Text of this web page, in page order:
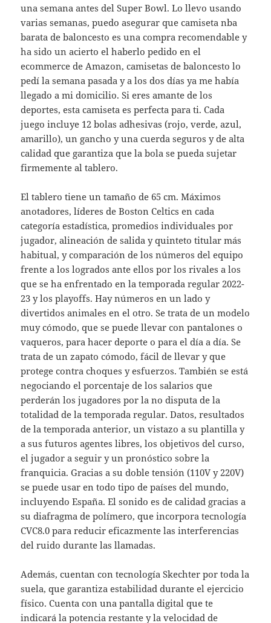
una semana antes del Super Bowl. Lo llevo usando
varias semanas, puedo asegurar que camiseta nba
barata de baloncesto es una compra recomendable y
ha sido un acierto el haberlo pedido en el
ecommerce de Amazon, camisetas de baloncesto lo
pedí la semana pasada y a los dos días ya me había
llegado a mi domicilio. Si eres amante de los
deportes, esta camiseta es perfecta para ti. Cada
juego incluye 12 bolas adhesivas (rojo, verde, azul,
amarillo), un gancho y una cuerda seguros y de alta
calidad que garantiza que la bola se pueda sujetar
firmemente al tablero.
El tablero tiene un tamaño de 65 cm. Máximos
anotadores, líderes de Boston Celtics en cada
categoría estadística, promedios individuales por
jugador, alineación de salida y quinteto titular más
habitual, y comparación de los números del equipo
frente a los logrados ante ellos por los rivales a los
que se ha enfrentado en la temporada regular 2022-
23 y los playoffs. Hay números en un lado y
divertidos animales en el otro. Se trata de un modelo
muy cómodo, que se puede llevar con pantalones o
vaqueros, para hacer deporte o para el día a día. Se
trata de un zapato cómodo, fácil de llevar y que
protege contra choques y esfuerzos. También se está
negociando el porcentaje de los salarios que
perderán los jugadores por la no disputa de la
totalidad de la temporada regular. Datos, resultados
de la temporada anterior, un vistazo a su plantilla y
a sus futuros agentes libres, los objetivos del curso,
el jugador a seguir y un pronóstico sobre la
franquicia. Gracias a su doble tensión (110V y 220V)
se puede usar en todo tipo de países del mundo,
incluyendo España. El sonido es de calidad gracias a
su diafragma de polímero, que incorpora tecnología
CVC8.0 para reducir eficazmente las interferencias
del ruido durante las llamadas.
Además, cuentan con tecnología Skechter por toda la
suela, que garantiza estabilidad durante el ejercicio
físico. Cuenta con una pantalla digital que te
indicará la potencia restante y la velocidad de